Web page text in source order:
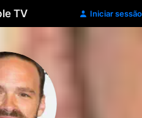
TV Iniciar sessão